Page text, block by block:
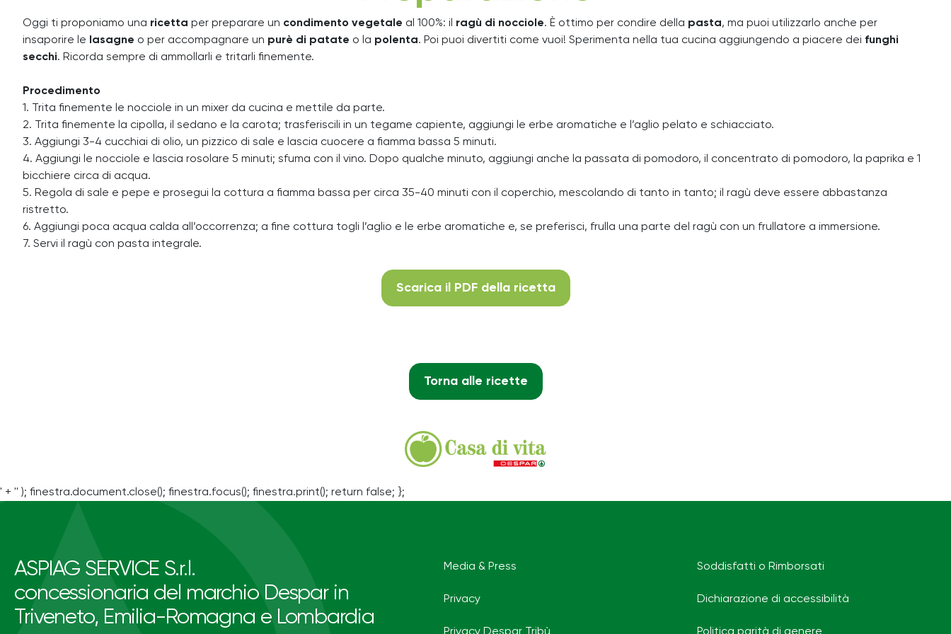
Oggi ti proponiamo una ricetta per preparare un condimento vegetale al 100%: il ragù di nocciole. È ottimo per condire della pasta, ma puoi utilizzarlo anche per
insaporire le
lasagne o per accompagnare un purè di patate o la polenta. Poi puoi divertiti come vuoi! Sperimenta nella tua cucina aggiungendo a piacere dei funghi
secchi. Ricorda sempre di ammollarli e tritarli finemente.
Procedimento
1. Trita finemente le nocciole in un mixer da cucina e mettile da parte.
2. Trita finemente la cipolla, il sedano e la carota; trasferiscili in un tegame capiente, aggiungi le erbe aromatiche e l’aglio pelato e schiacciato.
3. Aggiungi 3-4 cucchiai di olio, un pizzico di sale e lascia cuocere a fiamma bassa 5 minuti.
4. Aggiungi le nocciole e lascia rosolare 5 minuti; sfuma con il vino. Dopo qualche minuto, aggiungi anche la passata di pomodoro, il concentrato di pomodoro, la paprika e 1
bicchiere circa di acqua.
5. Regola di sale e pepe e prosegui la cottura a fiamma bassa per circa 35-40 minuti con il coperchio, mescolando di tanto in tanto; il ragù deve essere abbastanza
ristretto.
6. Aggiungi poca acqua calda all’occorrenza; a fine cottura togli l’aglio e le erbe aromatiche e, se preferisci, frulla una parte del ragù con un frullatore a immersione.
7. Servi il ragù con pasta integrale.
Scarica il PDF della ricetta
Torna alle ricette
' + '' ); finestra.document.close(); finestra.focus(); finestra.print(); return false; };
ASPIAG SERVICE S.r.l.
concessionaria del marchio Despar in
Triveneto, Emilia-Romagna e Lombardia
Media & Press
Privacy
Privacy Despar Tribù
Soddisfatti o Rimborsati
Dichiarazione di accessibilità
Politica parità di genere